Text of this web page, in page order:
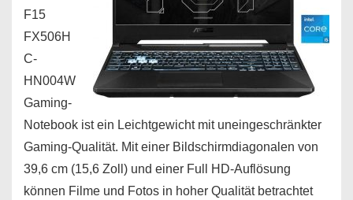
F15
FX506H
C-
HN004W
Gaming-
Notebook ist ein Leichtgewicht mit uneingeschränkter
Gaming-Qualität. Mit einer Bildschirmdiagonalen von
39,6 cm (15,6 Zoll) und einer Full HD-Auflösung
können Filme und Fotos in hoher Qualität betrachtet